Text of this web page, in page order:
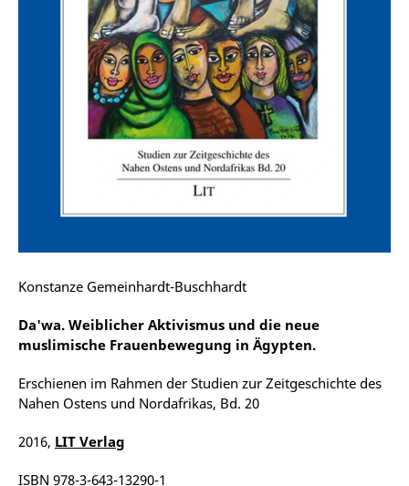
Konstanze Gemeinhardt-Buschhardt
Da'wa. Weiblicher Aktivismus und die neue
muslimische Frauenbewegung in Ägypten.
Erschienen im Rahmen der Studien zur Zeitgeschichte des
Nahen Ostens und Nordafrikas, Bd. 20
2016, LIT Verlag
ISBN 978-3-643-13290-1